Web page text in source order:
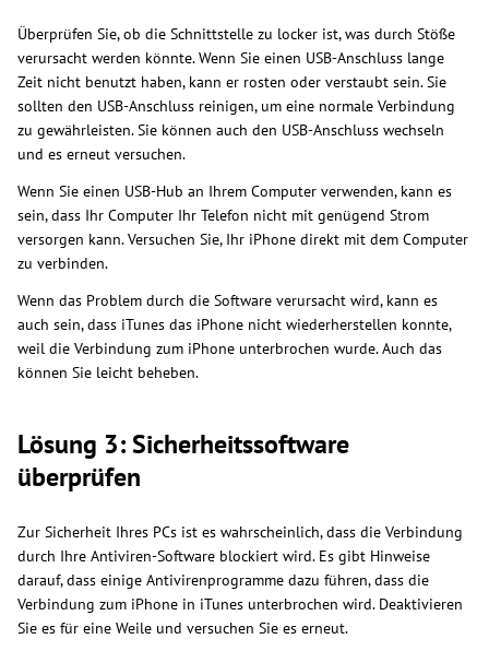
Überprüfen Sie, ob die Schnittstelle zu locker ist, was durch Stöße
verursacht werden könnte. Wenn Sie einen USB-Anschluss lange
Zeit nicht benutzt haben, kann er rosten oder verstaubt sein. Sie
sollten den USB-Anschluss reinigen, um eine normale Verbindung
zu gewährleisten. Sie können auch den USB-Anschluss wechseln
und es erneut versuchen.
Wenn Sie einen USB-Hub an Ihrem Computer verwenden, kann es
sein, dass Ihr Computer Ihr Telefon nicht mit genügend Strom
versorgen kann. Versuchen Sie, Ihr iPhone direkt mit dem Computer
zu verbinden.
Wenn das Problem durch die Software verursacht wird, kann es
auch sein, dass iTunes das iPhone nicht wiederherstellen konnte,
weil die Verbindung zum iPhone unterbrochen wurde. Auch das
können Sie leicht beheben.
Lösung 3: Sicherheitssoftware
überprüfen
Zur Sicherheit Ihres PCs ist es wahrscheinlich, dass die Verbindung
durch Ihre Antiviren-Software blockiert wird. Es gibt Hinweise
darauf, dass einige Antivirenprogramme dazu führen, dass die
Verbindung zum iPhone in iTunes unterbrochen wird. Deaktivieren
Sie es für eine Weile und versuchen Sie es erneut.